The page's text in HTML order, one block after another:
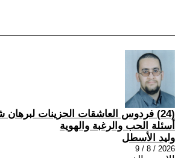
(24) فردوس العاشقات الحزينات
أسئلة الحب والرغبة والهوية
وليد الأسطل
2026 / 8 / 9